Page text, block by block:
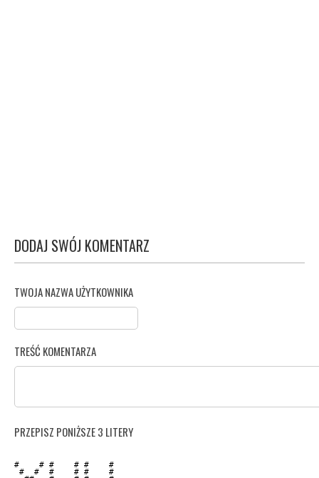
DODAJ SWÓJ KOMENTARZ
TWOJA NAZWA UŻYTKOWNIKA
TREŚĆ KOMENTARZA
PRZEPISZ PONIŻSZE 3 LITERY
#    # #    # #    #
#  #  #    # #    #